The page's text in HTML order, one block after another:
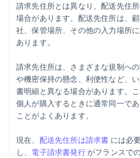
請求先住所とは異なり、配送先住
場合があります。配送先住所は、
社、保管場所、その他の入力場所
あります。
請求先住所は、さまざまな規制へ
や機密保持の懸念、利便性など、
書明細と異なる場合があります。こ
個人が購入するときに通常同一で
ことがよくあります。
現在、 配送先住所は請求書 には必
し、 電子請求書発行がフランスで